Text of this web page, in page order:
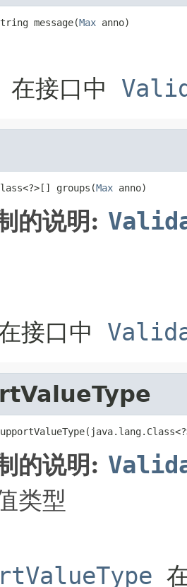
message(Max anno)
在接口中
groups(Max anno)
的说明:
接口中
的说明:
类型